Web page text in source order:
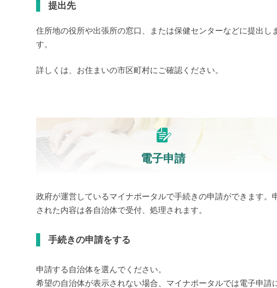
提出先
住所地の役所や出張所の窓口、または保健センターなどに提出し
す。
詳しくは、お住まいの市区町村にご確認ください。
電子申請
政府が運営しているマイナポータルで手続きの申請ができます。
された内容は各自治体で受付、処理されます。
手続きの申請をする
申請する自治体を選んでください。
希望の自治体が表示されない場合、マイナポータルでは電子申請